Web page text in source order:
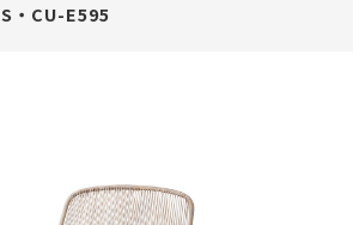
S・CU-E595